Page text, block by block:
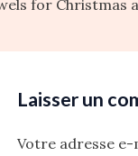
Laisser un
Votre adresse e-